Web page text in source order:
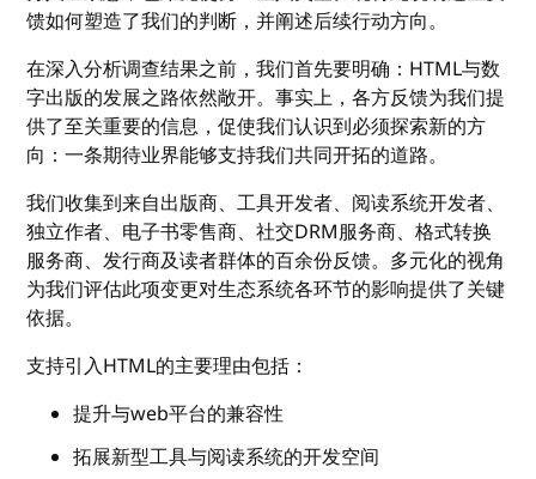
馈如何塑造了我们的判断，并阐述后续行动方向。
在深入分析调查结果之前，我们首先要明确：HTML与数
字出版的发展之路依然敞开。事实上，各方反馈为我们提
供了至关重要的信息，促使我们认识到必须探索新的方
向：一条期待业界能够支持我们共同开拓的道路。
我们收集到来自出版商、工具开发者、阅读系统开发者、
独立作者、电子书零售商、社交DRM服务商、格式转换
服务商、发行商及读者群体的百余份反馈。多元化的视角
为我们评估此项变更对生态系统各环节的影响提供了关键
依据。
支持引入HTML的主要理由包括：
提升与web平台的兼容性
拓展新型工具与阅读系统的开发空间